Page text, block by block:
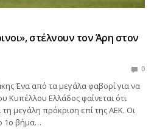
στέλνουν τον Άρη στον
0
Ένα από τα μεγάλα φαβορί για να
Κυπέλλου Ελλάδος φαίνεται ότι
τη μεγάλη πρόκριση επί της ΑΕΚ. Οι
1ο βήμα…